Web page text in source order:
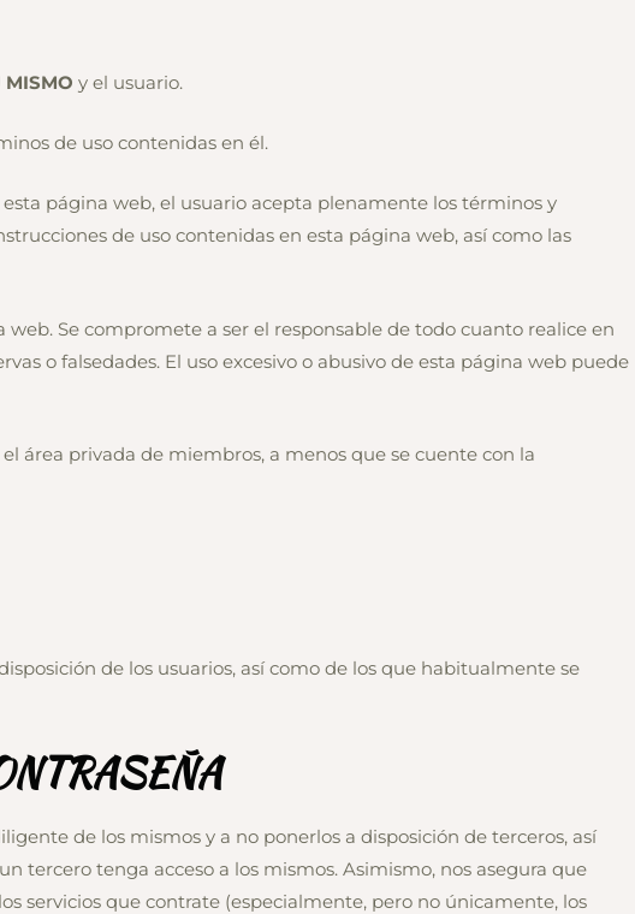
MISMO y el usuario.
de uso contenidas en él.
página web, el usuario acepta plenamente los términos y
de uso contenidas en esta página web, así como las
Se compromete a ser el responsable de todo cuanto realice en
o falsedades. El uso excesivo o abusivo de esta página web puede
área privada de miembros, a menos que se cuente con la
de los usuarios, así como de los que habitualmente se
de los mismos y a no ponerlos a disposición de terceros, así
tercero tenga acceso a los mismos. Asimismo, nos asegura que
servicios que contrate (especialmente, pero no únicamente, los